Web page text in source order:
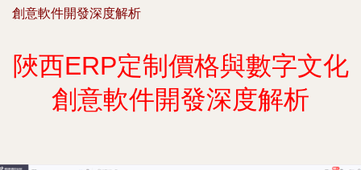
創意軟件開發深度解析
陜西ERP定制價格與數字文化
創意軟件開發深度解析